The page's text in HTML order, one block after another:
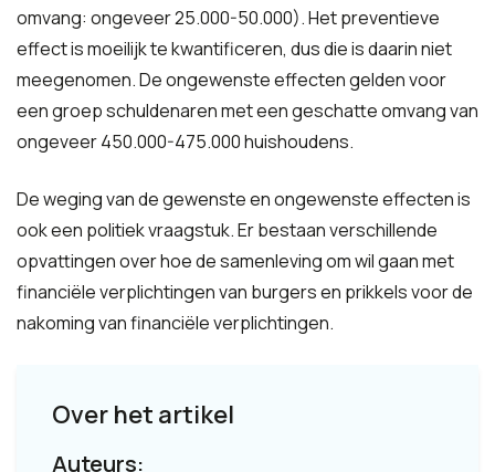
omvang: ongeveer 25.000-50.000). Het preventieve
effect is moeilijk te kwantificeren, dus die is daarin niet
meegenomen. De ongewenste effecten gelden voor
een groep schuldenaren met een geschatte omvang van
ongeveer 450.000-475.000 huishoudens.
De weging van de gewenste en ongewenste effecten is
ook een politiek vraagstuk. Er bestaan verschillende
opvattingen over hoe de samenleving om wil gaan met
financiële verplichtingen van burgers en prikkels voor de
nakoming van financiële verplichtingen.
Over het artikel
Auteurs: